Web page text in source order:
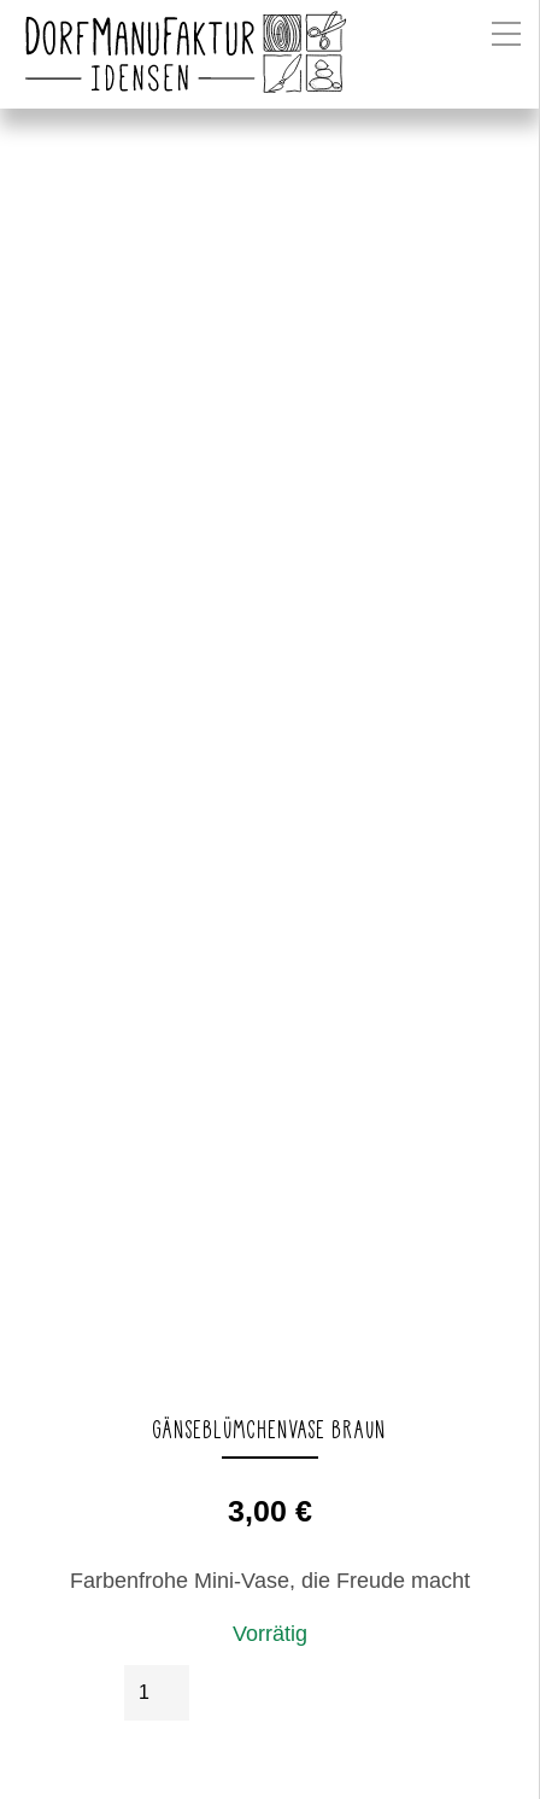
GÄNSEBLÜMCHENVASE BRAUN
3,00 €
Farbenfrohe Mini-Vase, die Freude macht
Vorrätig
Gänseblümchenvase